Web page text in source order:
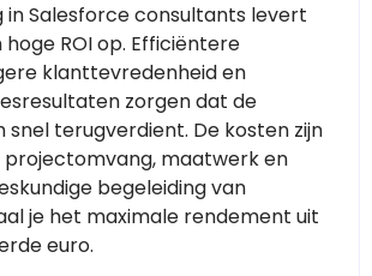
in Salesforce consultants levert
ROI op. Efficiëntere
klanttevredenheid en
zorgen dat de
snel terugverdient. De kosten zijn
projectomvang, maatwerk en
begeleiding van
je het maximale rendement uit
euro.